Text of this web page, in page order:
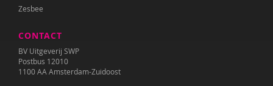
Zesbee
CONTACT
BV Uitgeverij SWP
Postbus 12010
1100 AA Amsterdam-Zuidoost